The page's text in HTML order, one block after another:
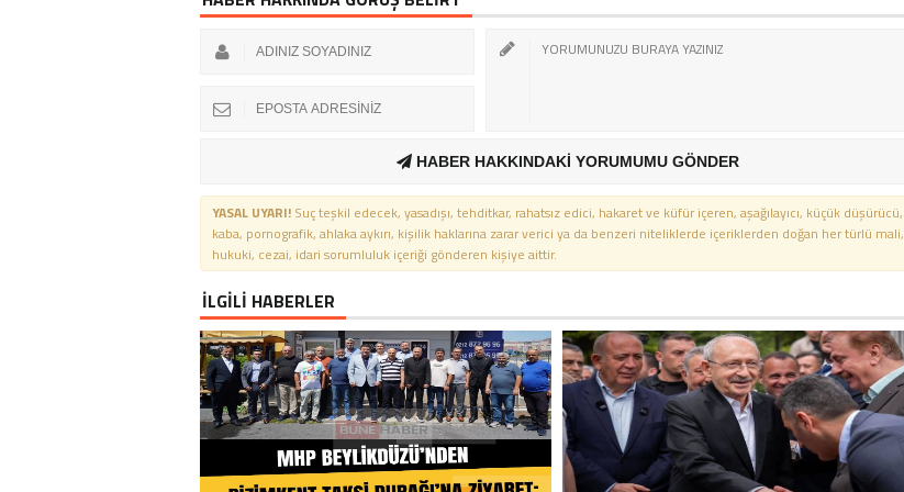
HABER HAKKINDAKİ YORUMUMU GÖNDER
YASAL UYARI! Suç teşkil edecek, yasadışı, tehditkar, rahatsız edici, hakaret ve küfür içeren, aşağılayıcı, küçük düşürücü,
kaba, pornografik, ahlaka aykırı, kişilik haklarına zarar verici ya da benzeri niteliklerde içeriklerden doğan her türlü mali,
hukuki, cezai, idari sorumluluk içeriği gönderen kişiye aittir.
İLGİLİ HABERLER